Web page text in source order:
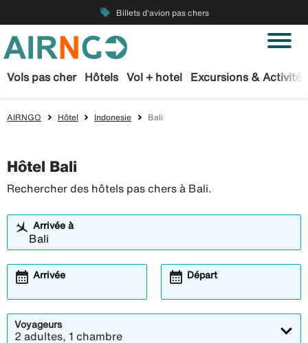
local_offer Billets d'avion pas chers
Vols pas cher Hôtels Vol + hotel Excursions & Activités
AIRNGO Hôtel Indonesie Bali
Hôtel Bali
Rechercher des hôtels pas chers à Bali.
Arrivée à
Arrivée
calendar_month Départ
calendar_month
Voyageurs
2 adultes, 1 chambre